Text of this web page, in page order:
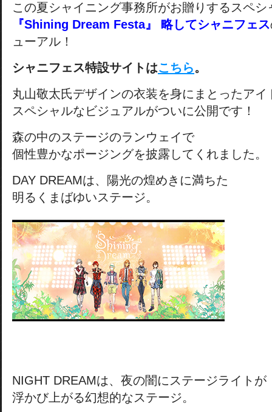
この夏シャイニング事務所がお贈りするスペシ
『Shining Dream Festa』 略してシャニフェス
ューアル！
シャニフェス特設サイトはこちら。
丸山敬太氏デザインの衣装を身にまとったアイ
スペシャルなビジュアルがついに公開です！
森の中のステージのランウェイで
個性豊かなポージングを披露してくれました。
DAY DREAMは、陽光の煌めきに満ちた
明るくまばゆいステージ。
NIGHT DREAMは、夜の闇にステージライトが
浮かび上がる幻想的なステージ。